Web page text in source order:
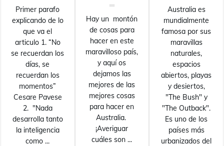
Primer parafo
explicando de lo
que va el
articulo 1. “No
se recuerdan los
días, se
recuerdan los
momentos”
Cesare Pavese
2. "Nada
desarrolla tanto
la inteligencia
como ...
Hay un montón
de cosas para
hacer en este
maravilloso país,
y aquí os
dejamos las
mejores de las
mejores cosas
para hacer en
Australia.
¡Averiguar
cuáles son ...
Australia es
mundialmente
famosa por sus
maravillas
naturales,
espacios
abiertos, playas
y desiertos,
"The Bush" y
"The Outback".
Es uno de los
países más
urbanizados del